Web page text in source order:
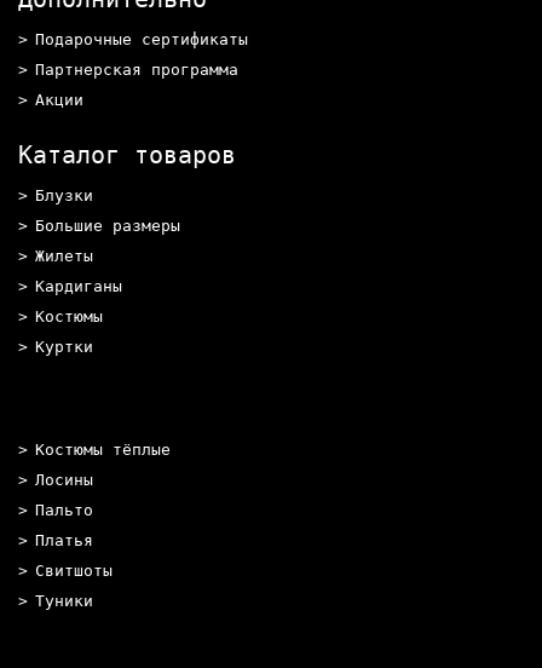
Подарочные сертификаты
Партнерская программа
Акции
Каталог товаров
Блузки
Большие размеры
Жилеты
Кардиганы
Костюмы
Куртки
Костюмы тёплые
Лосины
Пальто
Платья
Свитшоты
Туники